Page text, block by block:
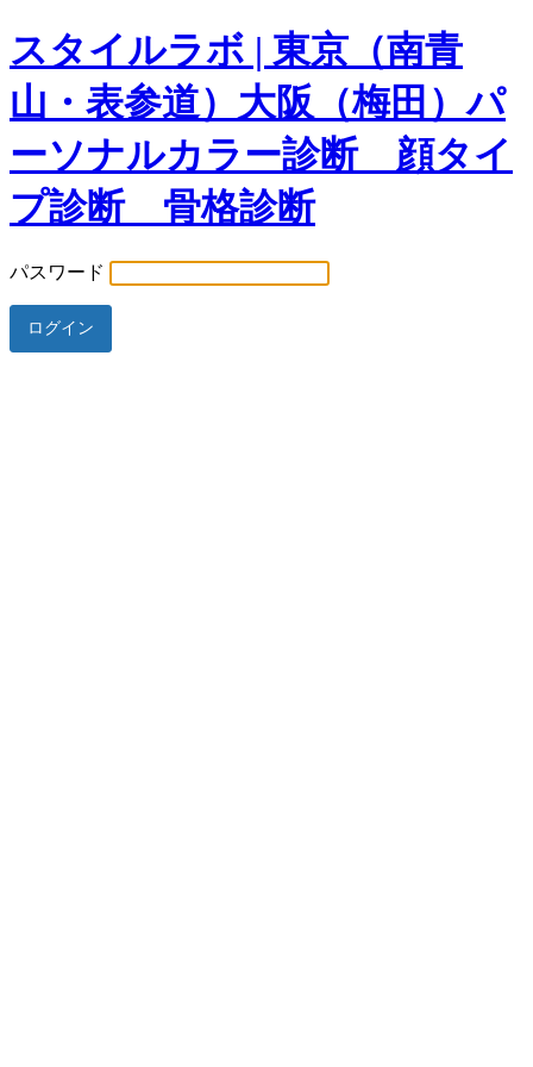
スタイルラボ | 東京（南青
山・表参道）大阪（梅田）パ
ーソナルカラー診断 顔タイ
プ診断 骨格診断
パスワード